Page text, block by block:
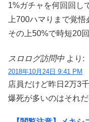
1%ガチャを何回回し
上700ハマりまで覚悟
その上50%で時短20
スロログ訪問中 より:
2018年10月24日 9:41 PM
店員だけど昨日2万3
爆死が多いのはそれ